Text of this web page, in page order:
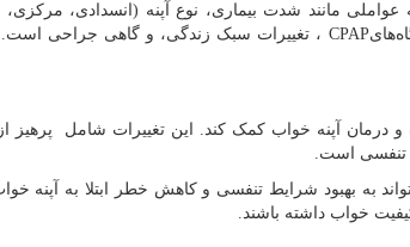
مانند شدت بیماری، نوع آپنه (انسدادی،
CPAP ، تغییرات سبک زندگی، و گاهی جراحی است.
درمان آپنه خواب کمک کند. این تغییرات شامل پرهیز
تنفسی است.
به بهبود شرایط تنفسی و کاهش خطر ابتلا به آپنه
کیفیت خواب داشته باشند.